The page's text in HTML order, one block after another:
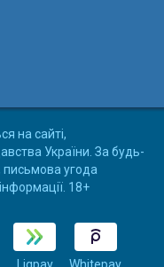
на сайті,
України. За будь-
письмова угода
18+